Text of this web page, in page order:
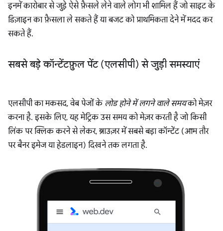
इनमें कारोबार से जुड़े ऐसे फ़ैसले लेने वाले लोग भी शामिल हैं जो साइट के
डिज़ाइन का फ़ैसला ले सकते हैं या बजट को प्राथमिकता देने में मदद कर
सकते हैं.
सबसे बड़े कॉन्टेंटफ़ुल पेंट (एलसीपी) से जुड़ी समस्याएं
एलसीपी का मकसद, वेब पेजों के लोड होने में लगने वाले समयको मेज़र
करना है. इसके लिए, यह मेट्रिक उस समय को मेज़र करती है जो किसी
लिंक पर क्लिक करने से लेकर, ब्राउज़र में सबसे बड़ा कॉन्टेंट (आम तौर
पर बैनर इमेज या हेडलाइन) दिखने तक लगता है.